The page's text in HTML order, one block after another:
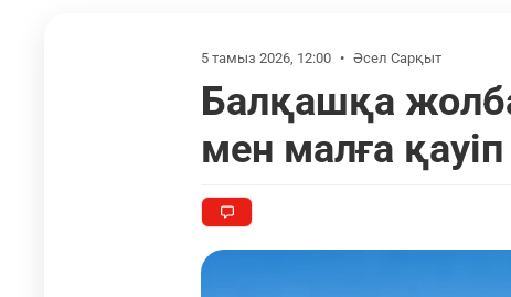
5 тамыз 2026, 12:00 • Әсел Сарқыт
Балқашқа
мен малға